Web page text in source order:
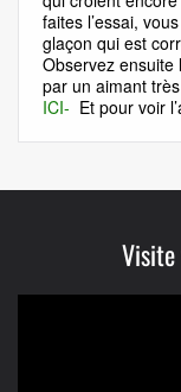
faites l’essai,
glaçon qui est
Observez ensuite
par un aimant
ICI- Et pour voir